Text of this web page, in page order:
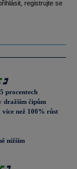
registrujte se
procentech
dražším čipům
než 100% růst
nižším